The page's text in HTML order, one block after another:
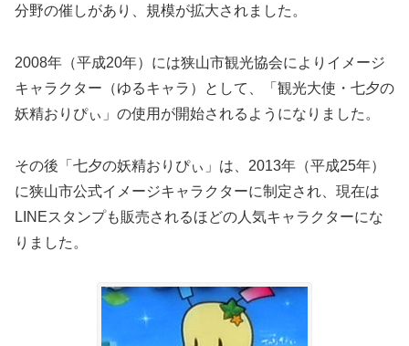
分野の催しがあり、規模が拡大されました。
2008年（平成20年）には狭山市観光協会によりイメージ
キャラクター（ゆるキャラ）として、「観光大使・七夕の
妖精おりぴぃ」の使用が開始されるようになりました。
その後「七夕の妖精おりぴぃ」は、2013年（平成25年）
に狭山市公式イメージキャラクターに制定され、現在は
LINEスタンプも販売されるほどの人気キャラクターにな
りました。